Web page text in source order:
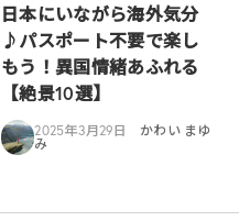
日本にいながら海外気分
♪パスポート不要で楽し
もう！異国情緒あふれる
【絶景10選】
2025年3月29日
かわい まゆ
み